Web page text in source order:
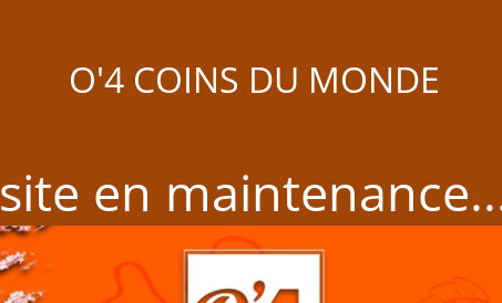
O'4 COINS DU MONDE
site en